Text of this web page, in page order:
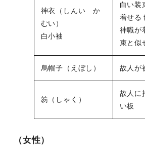
神衣（しんい か
むい）
白小袖
白い装
着せる
神職が
束と似
烏帽子（えぼし） 故人が
笏（しゃく）
故人に
い板
（女性）